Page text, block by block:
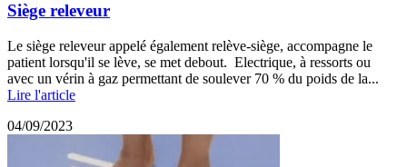
Siège releveur
Le siège releveur appelé également relève-siège, accompagne le
patient lorsqu'il se lève, se met debout. Electrique, à ressorts ou
avec un vérin à gaz permettant de soulever 70 % du poids de la...
Lire l'article
04/09/2023